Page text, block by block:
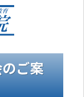
ご案